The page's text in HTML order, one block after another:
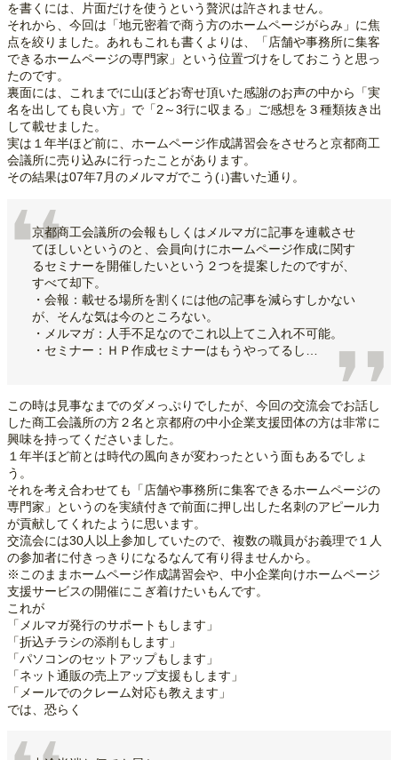
を書くには、片面だけを使うという贅沢は許されません。
それから、今回は「地元密着で商う方のホームページがらみ」に焦
点を絞りました。あれもこれも書くよりは、「店舗や事務所に集客
できるホームページの専門家」という位置づけをしておこうと思っ
たのです。
裏面には、これまでに山ほどお寄せ頂いた感謝のお声の中から「実
名を出しても良い方」で「2～3行に収まる」ご感想を３種類抜き出
して載せました。
実は１年半ほど前に、ホームページ作成講習会をさせろと京都商工
会議所に売り込みに行ったことがあります。
その結果は07年7月のメルマガでこう(↓)書いた通り。
京都商工会議所の会報もしくはメルマガに記事を連載させ
てほしいというのと、会員向けにホームページ作成に関す
るセミナーを開催したいという２つを提案したのですが、
すべて却下。
・会報：載せる場所を割くには他の記事を減らすしかない
が、そんな気は今のところない。
・メルマガ：人手不足なのでこれ以上てこ入れ不可能。
・セミナー：ＨＰ作成セミナーはもうやってるし…
この時は見事なまでのダメっぷりでしたが、今回の交流会でお話し
した商工会議所の方２名と京都府の中小企業支援団体の方は非常に
興味を持ってくださいました。
１年半ほど前とは時代の風向きが変わったという面もあるでしょ
う。
それを考え合わせても「店舗や事務所に集客できるホームページの
専門家」というのを実績付きで前面に押し出した名刺のアピール力
が貢献してくれたように思います。
交流会には30人以上参加していたので、複数の職員がお義理で１人
の参加者に付きっきりになるなんて有り得ませんから。
※このままホームページ作成講習会や、中小企業向けホームページ
支援サービスの開催にこぎ着けたいもんです。
これが
「メルマガ発行のサポートもします」
「折込チラシの添削もします」
「パソコンのセットアップもします」
「ネット通販の売上アップ支援もします」
「メールでのクレーム対応も教えます」
では、恐らく